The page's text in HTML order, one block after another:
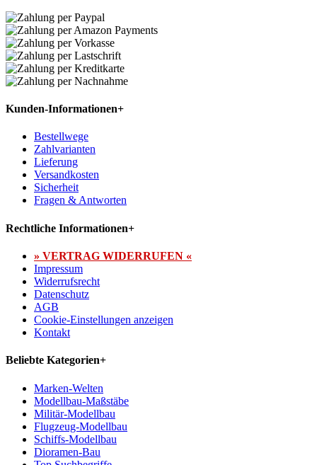
Kunden-Informationen+
Bestellwege
Zahlvarianten
Lieferung
Versandkosten
Sicherheit
Fragen & Antworten
Rechtliche Informationen+
» VERTRAG WIDERRUFEN «
Impressum
Widerrufsrecht
Datenschutz
AGB
Cookie-Einstellungen anzeigen
Kontakt
Beliebte Kategorien+
Marken-Welten
Modellbau-Maßstäbe
Militär-Modellbau
Flugzeug-Modellbau
Schiffs-Modellbau
Dioramen-Bau